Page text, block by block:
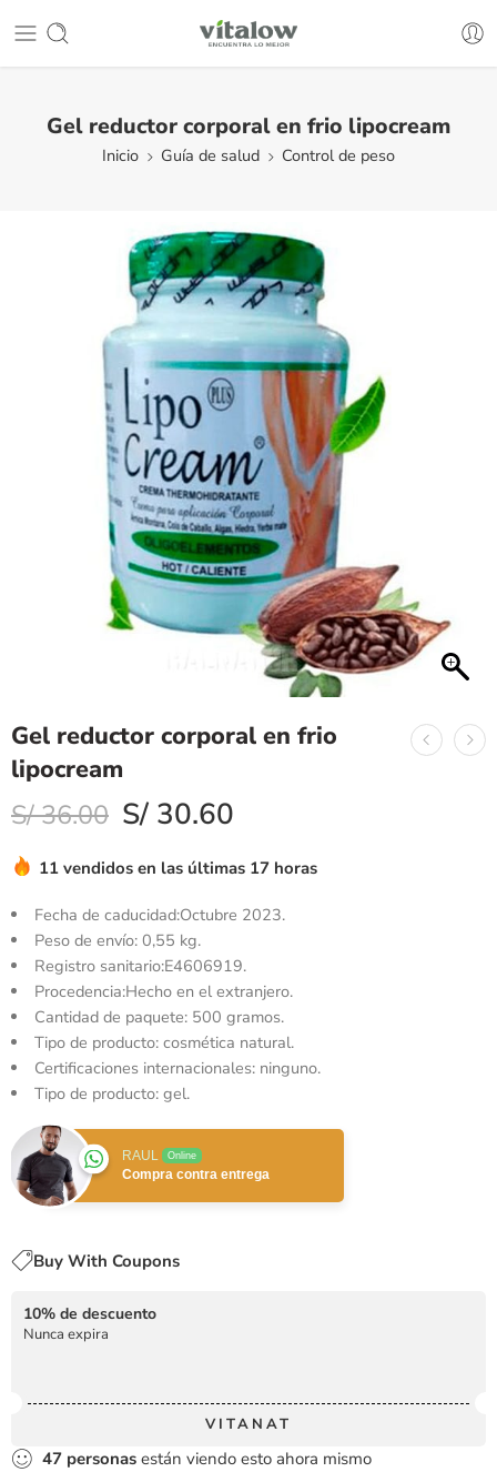
Gel reductor corporal en frio lipocream
Inicio Guía de salud Control de peso
Gel reductor corporal en frio
lipocream
S/36.00 S/ 30.60
11 vendidos en las últimas 17 horas
Fecha de caducidad:Octubre 2023.
Peso de envío: 0,55 kg.
Registro sanitario:E4606919.
Procedencia:Hecho en el extranjero.
Cantidad de paquete: 500 gramos.
Tipo de producto: cosmética natural.
Certificaciones internacionales: ninguno.
Tipo de producto: gel.
RAUL Online
Compra contra entrega
Buy With Coupons
10% de descuento
Nunca expira
VITANAT
47 personas están viendo esto ahora mismo